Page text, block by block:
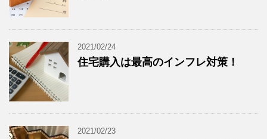
2021/02/24
住宅購入は最高のインフレ対策！
2021/02/23